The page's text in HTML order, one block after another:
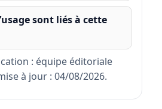
sont liés à cette
: équipe éditoriale
à jour : 04/08/2026.